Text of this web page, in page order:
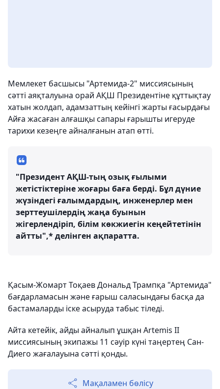
Мемлекет басшысы "Артемида-2" миссиясының
сәтті аяқталуына орай АҚШ Президентіне құттықтау
хатын жолдап, адамзаттың кейінгі жарты ғасырдағы
Айға жасаған алғашқы сапары ғарышты игеруде
тарихи кезеңге айналғанын атап өтті.
"Президент АҚШ-тың озық ғылыми
жетістіктеріне жоғары баға берді. Бұл дүние
жүзіндегі ғалымдардың, инженерлер мен
зерттеушілердің жаңа буынын
жігерлендіріп, білім көкжиегін кеңейтетінін
айтты",* делінген ақпаратта.
Қасым-Жомарт Тоқаев Дональд Трампқа "Артемида"
бағдарламасын және ғарыш саласындағы басқа да
бастамаларды іске асыруда табыс тіледі.
Айта кетейік, айды айналып ұшқан Artemis II
миссиясының экипажы 11 сәуір күні таңертең Сан-
Диего жағалауына сәтті қонды.
Мақаламен бөлісу